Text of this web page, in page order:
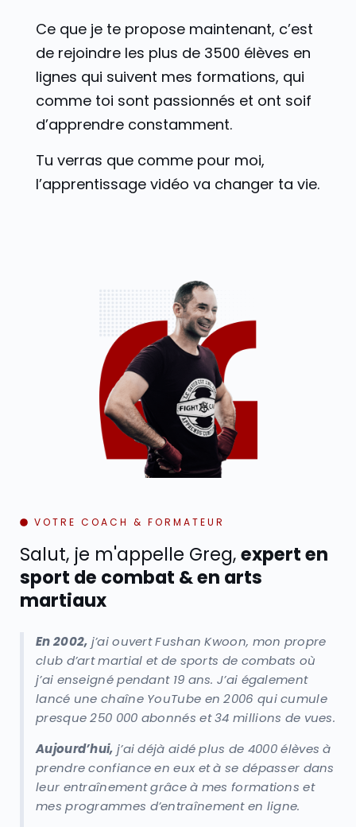
Ce que je te propose maintenant, c’est
de rejoindre les plus de 3500 élèves en
lignes qui suivent mes formations, qui
comme toi sont passionnés et ont soif
d’apprendre constamment.
Tu verras que comme pour moi,
l’apprentissage vidéo va changer ta vie.
VOTRE COACH & FORMATEUR
Salut, je m'appelle Greg,expert en
sport de combat & en arts
martiaux
En 2002, j’ai ouvert Fushan Kwoon, mon propre
club d’art martial et de sports de combats où
j’ai enseigné pendant 19 ans. J’ai également
lancé une chaîne YouTube en 2006 qui cumule
presque 250 000 abonnés et 34 millions de vues.
Aujourd’hui, j’ai déjà aidé plus de 4000 élèves à
prendre confiance en eux et à se dépasser dans
leur entraînement grâce à mes formations et
mes programmes d’entraînement en ligne.